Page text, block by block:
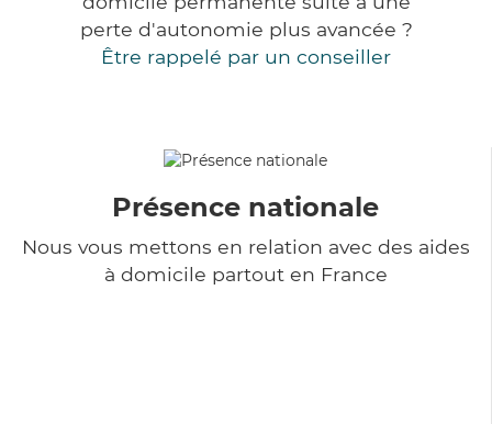
perte d'autonomie plus avancée ?
Être rappelé par un conseiller
Présence nationale
Nous vous mettons en relation avec des aides
à domicile partout en France